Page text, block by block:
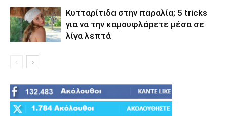
Κυτταρίτιδα στην παραλία; 5 tricks
για να την καμουφλάρετε μέσα σε
λίγα λεπτά